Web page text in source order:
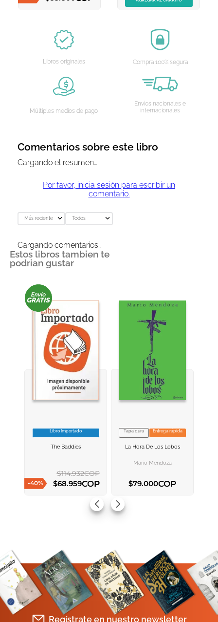
Libros originales Compra 100% segura
Múltiples medios de pago
Envíos nacionales e
internacionales
Comentarios sobre este libro
Cargando el resumen…
Por favor, inicia sesión para escribir un
comentario.
Más reciente Todos
Cargando comentarios…
Estos libros tambien te
podrian gustar
VER INFORMACION
Libro Importado
The Baddies
-40%
$114.932COP
$68.959COP
VER INFORMACION
Tapa dura Entrega rápida
La Hora De Los Lobos
Mario Mendoza
$79.000COP
Regístrate en nuestro newsletter